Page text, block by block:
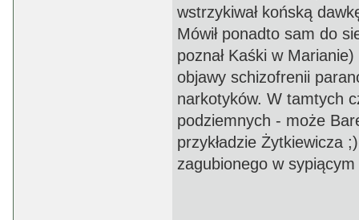
wstrzykiwał końską
Mówił ponadto sam do
poznał Kaśki w
objawy schizofrenii
narkotyków. W tamtych
podziemnych - może
przykładzie Żytkiewicza
zagubionego w